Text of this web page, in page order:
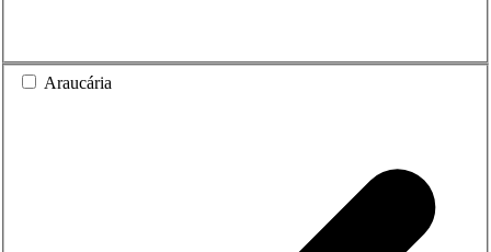
Araucária